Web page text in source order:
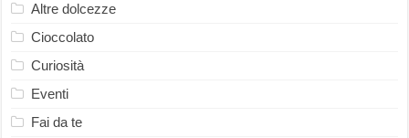
Altre dolcezze
Cioccolato
Curiosità
Eventi
Fai da te